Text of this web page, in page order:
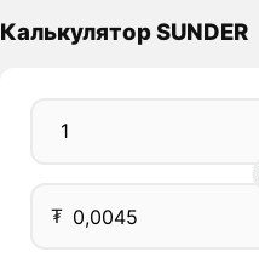
Калькулятор SUNDER
₮